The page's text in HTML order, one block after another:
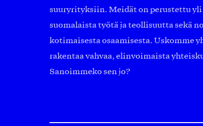
suuryrityksiin. Meidät on perustettu yli
suomalaista työtä ja teollisuutta sekä
kotimaisesta osaamisesta. Uskomme
rakentaa vahvaa, elinvoimaista
Sanoimmeko sen jo?